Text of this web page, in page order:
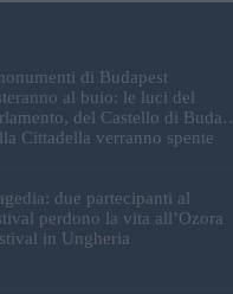
di Budapest
al buio: le luci del
del Castello di Buda e
Cittadella verranno spente
due partecipanti al
perdono la vita all’Ozora
in Ungheria